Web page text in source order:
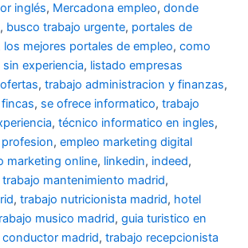
inglés, Mercadona empleo, donde
, busco trabajo urgente, portales de
los mejores portales de empleo, como
experiencia, listado empresas
, trabajo administracion y finanzas,
, se ofrece informatico, trabajo
, técnico informatico en ingles,
, empleo marketing digital
marketing online, linkedin, indeed,
trabajo mantenimiento madrid,
, trabajo nutricionista madrid, hotel
musico madrid, guia turistico en
madrid, trabajo recepcionista